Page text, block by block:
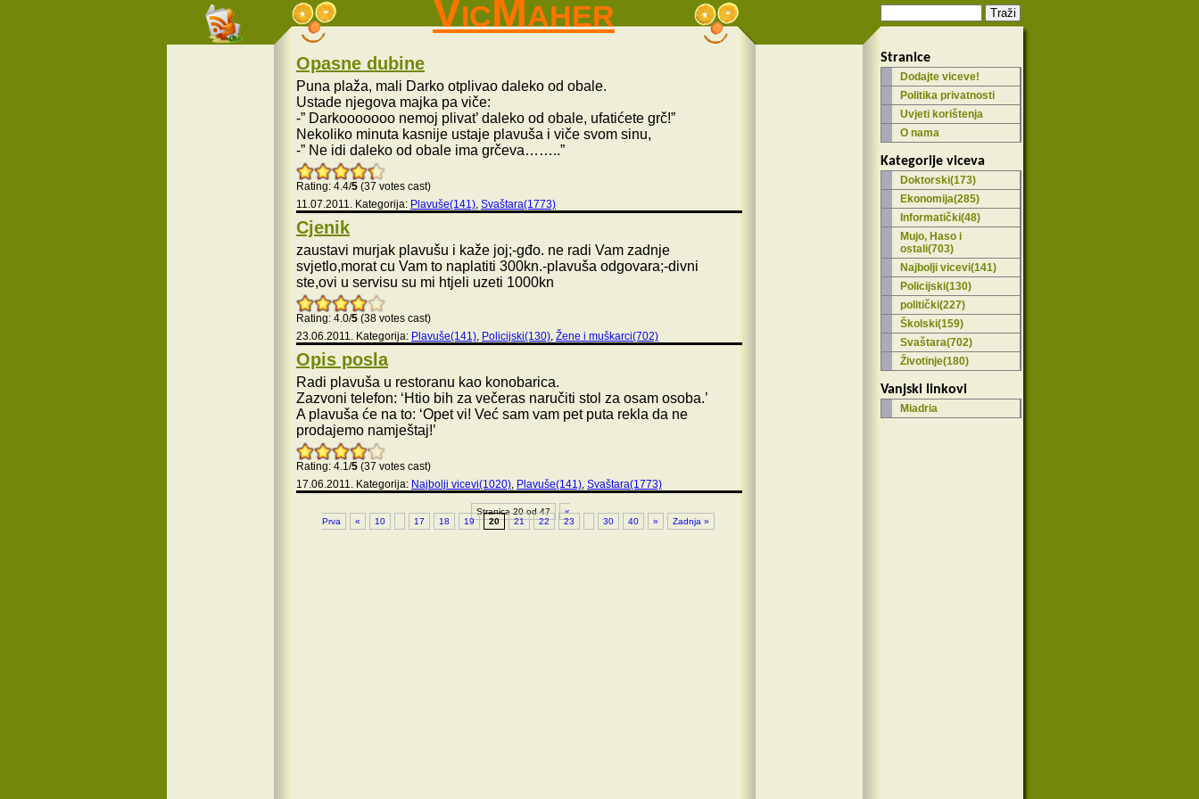
VicMaher
Opasne dubine
Puna plaža, mali Darko otplivao daleko od obale.
Ustade njegova majka pa viče:
-” Darkooooooo nemoj plivat’ daleko od obale, ufatićete grč!”
Nekoliko minuta kasnije ustaje plavuša i viče svom sinu,
-” Ne idi daleko od obale ima grčeva……..”
Rating: 4.4/5 (37 votes cast)
11.07.2011. Kategorija: Plavuše(141), Svaštara(1773)
Cjenik
zaustavi murjak plavušu i kaže joj;-gđo. ne radi Vam zadnje
svjetlo,morat cu Vam to naplatiti 300kn.-plavuša odgovara;-divni
ste,ovi u servisu su mi htjeli uzeti 1000kn
Rating: 4.0/5 (38 votes cast)
23.06.2011. Kategorija: Plavuše(141), Policijski(130), Žene i muškarci(702)
Opis posla
Radi plavuša u restoranu kao konobarica.
Zazvoni telefon: ‘Htio bih za večeras naručiti stol za osam osoba.’
A plavuša će na to: ‘Opet vi! Već sam vam pet puta rekla da ne
prodajemo namještaj!’
Rating: 4.1/5 (37 votes cast)
17.06.2011. Kategorija: Najbolji vicevi(1020), Plavuše(141), Svaštara(1773)
Stranica 20 od 47
«
Prva
« 10 17 18 19 20 21 22 23 30 40 » Zadnja »
Stranice
Dodajte viceve!
Politika privatnosti
Uvjeti korištenja
O nama
Kategorije viceva
Doktorski(173)
Ekonomija(285)
Informatički(48)
Mujo, Haso i
ostali(703)
Najbolji vicevi(141)
Policijski(130)
politički(227)
Školski(159)
Svaštara(702)
Životinje(180)
Vanjski linkovi
Miadria